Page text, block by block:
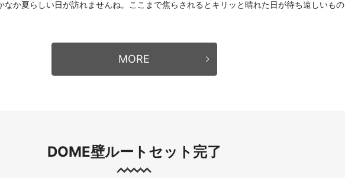
なか夏らしい日が訪れませんね。ここまで焦らされるとキリッと晴れた日が待ち遠しいもの
MORE
DOME壁ルートセット完了